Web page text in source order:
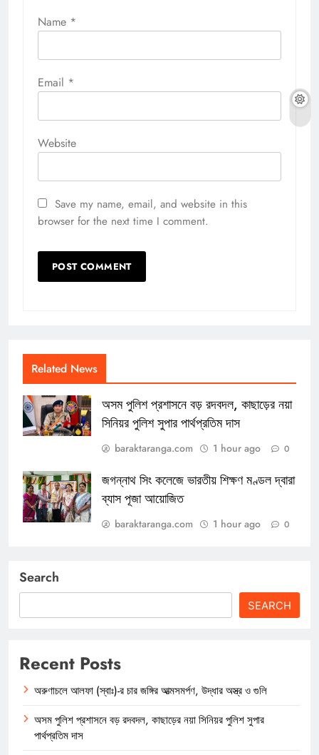
Name *
Email *
Website
Save my name, email, and website in this
browser for the next time I comment.
Related News
অসম পুলিশ প্রশাসনে বড় রদবদল, কাছাড়ের নয়া
সিনিয়র পুলিশ সুপার পার্থপ্রতিম দাস
baraktaranga.com 1 hour ago 0
জগন্নাথ সিং কলেজে ভারতীয় শিক্ষণ মণ্ডল দ্বারা
ব্যাস পূজা আয়োজিত
baraktaranga.com 1 hour ago 0
Search
SEARCH
Recent Posts
অরুণাচলে আলফা (স্বাঃ)-র চার জঙ্গির আত্মসমর্পণ, উদ্ধার অস্ত্র ও গুলি
অসম পুলিশ প্রশাসনে বড় রদবদল, কাছাড়ের নয়া সিনিয়র পুলিশ সুপার
পার্থপ্রতিম দাস